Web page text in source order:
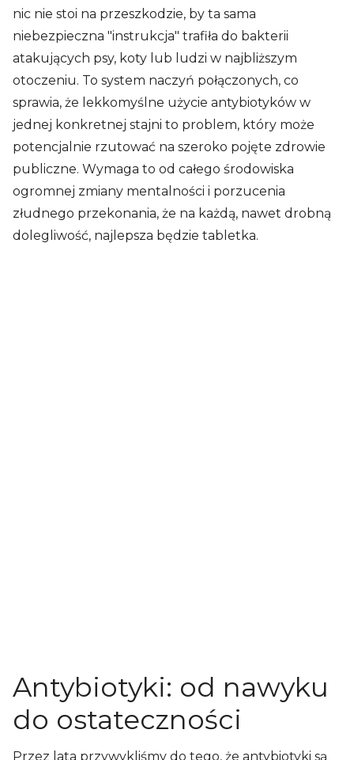
nic nie stoi na przeszkodzie, by ta sama
niebezpieczna "instrukcja" trafiła do bakterii
atakujących psy, koty lub ludzi w najbliższym
otoczeniu. To system naczyń połączonych, co
sprawia, że lekkomyślne użycie antybiotyków w
jednej konkretnej stajni to problem, który może
potencjalnie rzutować na szeroko pojęte zdrowie
publiczne. Wymaga to od całego środowiska
ogromnej zmiany mentalności i porzucenia
złudnego przekonania, że na każdą, nawet drobną
dolegliwość, najlepsza będzie tabletka.
Antybiotyki: od nawyku
do ostateczności
Przez lata przywykliśmy do tego, że antybiotyki są